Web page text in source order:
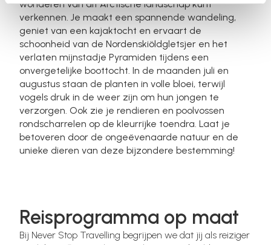
wonderen van dit Arctische landschap kunt
verkennen. Je maakt een spannende wandeling,
geniet van een kajaktocht en ervaart de
schoonheid van de Nordenskiöldgletsjer en het
verlaten mijnstadje Pyramiden tijdens een
onvergetelijke boottocht. In de maanden juli en
augustus staan de planten in volle bloei, terwijl
vogels druk in de weer zijn om hun jongen te
verzorgen. Ook zie je rendieren en poolvossen
rondscharrelen op de kleurrijke toendra. Laat je
betoveren door de ongeëvenaarde natuur en de
unieke dieren van deze bijzondere bestemming!
Reisprogramma op maat
Bij Never Stop Travelling begrijpen we dat jij als reiziger